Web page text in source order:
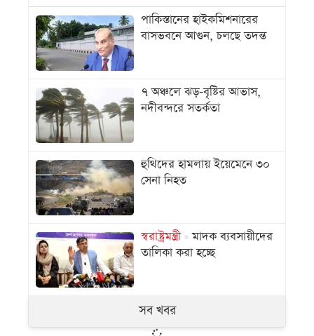
পাকিস্তানের হাইকমিশনারের
বাসভবনে আগুন, চলছে তদন্ত
৭ অঞ্চলে ঝড়-বৃষ্টির আভাস,
নদীবন্দরে সতর্কতা
হুথিদের হামলায় ইয়েমেনে ৩০
সেনা নিহত
স্বরাষ্ট্রমন্ত্রী
মাদক ব্যবসায়ীদের
তালিকা করা হচ্ছে
সব খবর